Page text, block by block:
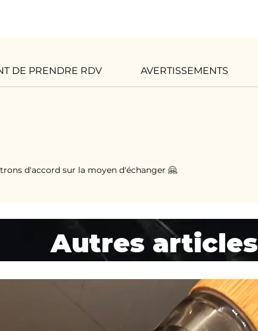
DE PRENDRE RDV AVERTISSEMENTS
d'accord sur la moyen d'échanger 🤗.
Autres articles